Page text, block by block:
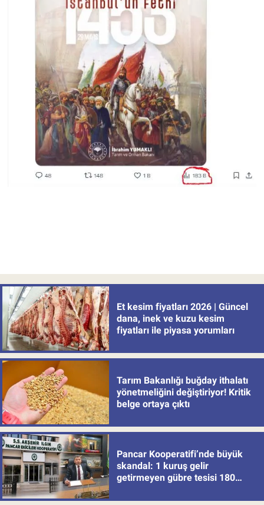
Et kesim fiyatları 2026 | Güncel
dana, inek ve kuzu kesim
fiyatları ile piyasa yorumları
Tarım Bakanlığı buğday ithalatı
yönetmeliğini değiştiriyor! Kritik
belge ortaya çıktı
Pancar Kooperatifi’nde büyük
skandal: 1 kuruş gelir
getirmeyen gübre tesisi 180